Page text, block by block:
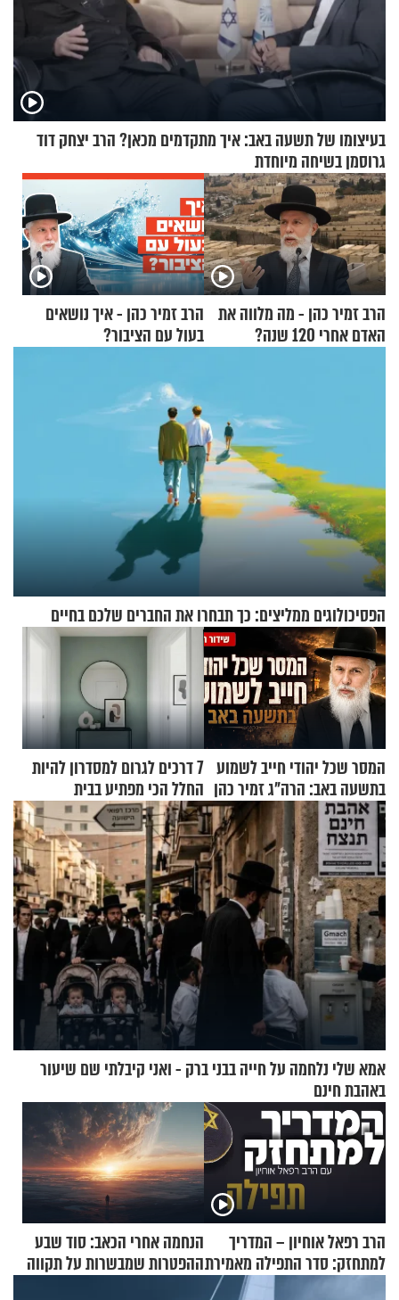
בעיצומו של תשעה באב: איך מתקדמים מכאן? הרב יצחק דוד
גרוסמן בשיחה מיוחדת
הרב זמיר כהן - מה מלווה את
האדם אחרי 120 שנה?
הרב זמיר כהן - איך נושאים
בעול עם הציבור?
הפסיכולוגים ממליצים: כך תבחרו את החברים שלכם בחיים
המסר שכל יהודי חייב לשמוע
בתשעה באב: הרה"ג זמיר כהן
בשיעור מיוחד
7 דרכים לגרום למסדרון להיות
החלל הכי מפתיע בבית
אמא שלי נלחמה על חייה בבני ברק - ואני קיבלתי שם שיעור
באהבת חינם
הרב רפאל אוחיון – המדריך
למתחזק: סדר התפילה מאמירת
הקורבנות ועד קריאת שמע
הנחמה אחרי הכאב: סוד שבע
ההפטרות שמבשרות על תקווה